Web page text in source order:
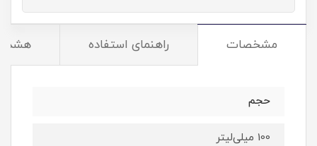
مشخصات راهنمای استفاده
حجم
100 میلی‌لیتر